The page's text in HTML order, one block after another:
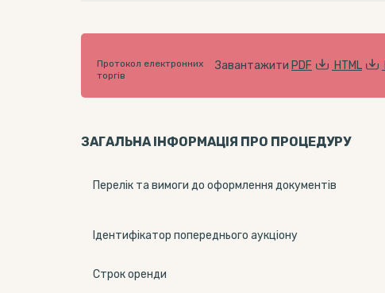
Протокол електронних
торгів
Завантажити PDF HTML
ЗАГАЛЬНА ІНФОРМАЦІЯ ПРО ПРОЦЕДУРУ
Перелік та вимоги до оформлення документів
Ідентифікатор попереднього аукціону
Строк оренди